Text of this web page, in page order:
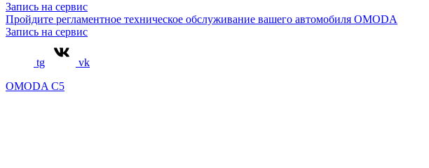
Запись на сервис
Пройдите регламентное техническое обслуживание вашего автомобиля OMODA
Запись на сервис
tg
vk
OMODA C5